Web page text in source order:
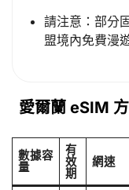
請注意：部分
盟境內免費漫
愛爾蘭 eSIM
數據容
量
有
效
期
網速